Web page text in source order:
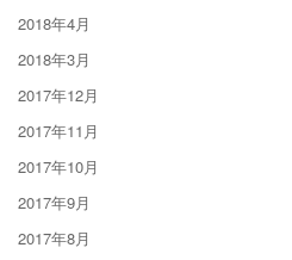
2018年4月
2018年3月
2017年12月
2017年11月
2017年10月
2017年9月
2017年8月